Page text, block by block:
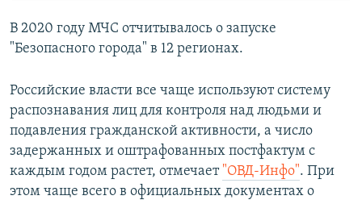
В 2020 году МЧС отчитывалось о запуске
"Безопасного города" в 12 регионах.
Российские власти все чаще используют систему
распознавания лиц для контроля над людьми и
подавления гражданской активности, а число
задержанных и оштрафованных постфактум с
каждым годом растет, отмечает "ОВД-Инфо". При
этом чаще всего в официальных документах о